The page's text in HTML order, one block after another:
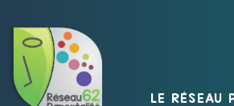
LE RÉSEAU